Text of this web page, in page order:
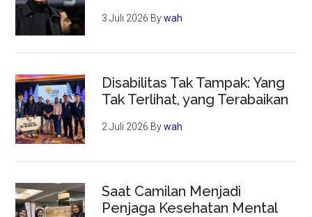
3 Juli 2026 Bywah
Disabilitas Tak Tampak: Yang
Tak Terlihat, yang Terabaikan
2 Juli 2026 Bywah
Saat Camilan Menjadi
Penjaga Kesehatan Mental